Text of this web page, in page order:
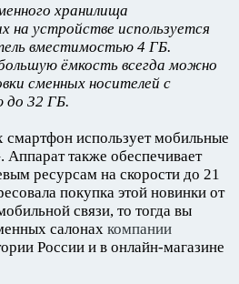
хранилища
на устройстве используется
вместимостью 4 ГБ.
ёмкость всегда можно
сменных носителей с
до 32 ГБ.
смартфон использует мобильные
Аппарат также обеспечивает
ресурсам на скорости до 21
покупка этой новинки от
связи, то тогда вы
салонах компании
России и в онлайн-магазине